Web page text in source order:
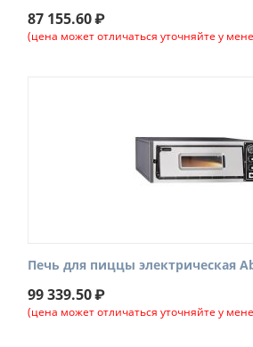
87 155.60₽
(цена может отличаться уточняйте у
Печь для пиццы электрическая
99 339.50₽
(цена может отличаться уточняйте у